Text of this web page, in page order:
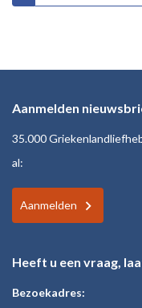
Aanmelden
35.000
al:
Aanmelden
Heeft u een vraag,
Bezoekadres: